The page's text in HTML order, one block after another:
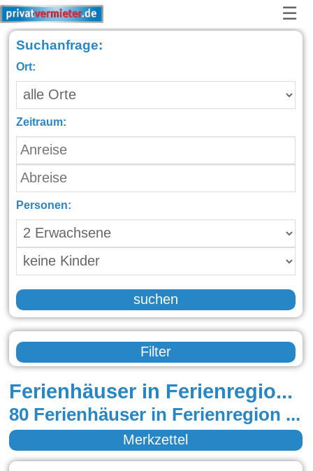
☰
Suchanfrage:
Ort:
Zeitraum:
Personen:
suchen
Filter
Ferienhäuser in Ferienregion Nationalpark
80 Ferienhäuser in Ferienregion Nationalpark
Merkzettel